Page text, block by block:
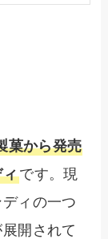
菓から発売
ィです。現
ィの一つ
開されて